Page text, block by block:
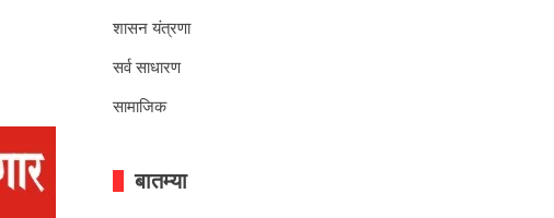
शासन यंत्रणा
सर्व साधारण
सामाजिक
बातम्या